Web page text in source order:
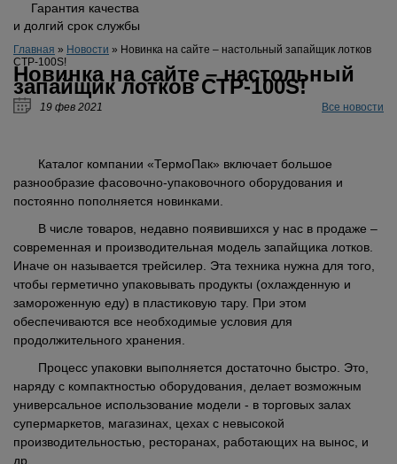
Гарантия качества
и долгий срок службы
Главная » Новости » Новинка на сайте – настольный запайщик лотков
CTP-100S!
Новинка на сайте – настольный
запайщик лотков CTP-100S!
19 фев 2021 Все новости
Каталог компании «ТермоПак» включает большое
разнообразие фасовочно-упаковочного оборудования и
постоянно пополняется новинками.
В числе товаров, недавно появившихся у нас в продаже –
современная и производительная модель запайщика лотков.
Иначе он называется трейсилер. Эта техника нужна для того,
чтобы герметично упаковывать продукты (охлажденную и
замороженную еду) в пластиковую тару. При этом
обеспечиваются все необходимые условия для
продолжительного хранения.
Процесс упаковки выполняется достаточно быстро. Это,
наряду с компактностью оборудования, делает возможным
универсальное использование модели - в торговых залах
супермаркетов, магазинах, цехах с невысокой
производительностью, ресторанах, работающих на вынос, и
др.